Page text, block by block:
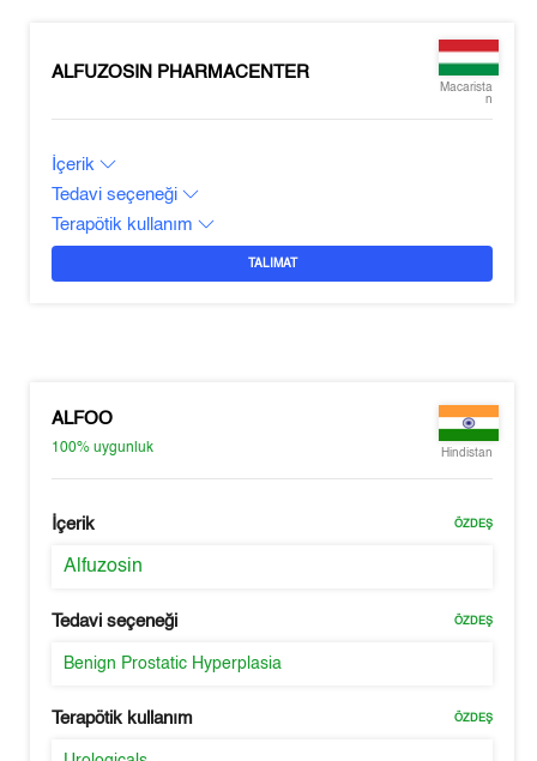
ALFUZOSIN PHARMACENTER
Macarista
n
İçerik
Tedavi seçeneği
Terapötik kullanım
TALIMAT
ALFOO
100%uygunluk Hindistan
İçerik ÖZDEŞ
Alfuzosin
Tedavi seçeneği ÖZDEŞ
Benign Prostatic Hyperplasia
Terapötik kullanım ÖZDEŞ